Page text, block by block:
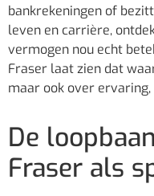
bankrekeningen of
leven en carrière,
vermogen nou echt
Fraser laat zien dat
maar ook over
De
Fraser als